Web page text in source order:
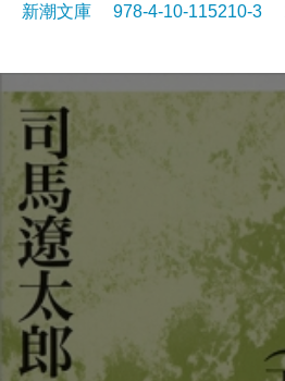
新潮文庫 978-4-10-115210-3